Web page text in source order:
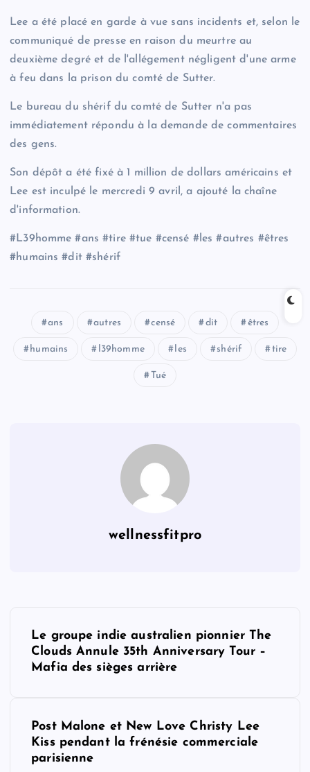
Lee a été placé en garde à vue sans incidents et, selon le
communiqué de presse en raison du meurtre au
deuxième degré et de l'allégement négligent d'une arme
à feu dans la prison du comté de Sutter.
Le bureau du shérif du comté de Sutter n'a pas
immédiatement répondu à la demande de commentaires
des gens.
Son dépôt a été fixé à 1 million de dollars américains et
Lee est inculpé le mercredi 9 avril, a ajouté la chaîne
d'information.
#L39homme #ans #tire #tue #censé #les #autres #êtres
#humains #dit #shérif
ans autres censé dit êtres
humains l39homme les shérif tire
Tué
wellnessfitpro
Le groupe indie australien pionnier The
Clouds Annule 35th Anniversary Tour –
Mafia des sièges arrière
Post Malone et New Love Christy Lee
Kiss pendant la frénésie commerciale
parisienne